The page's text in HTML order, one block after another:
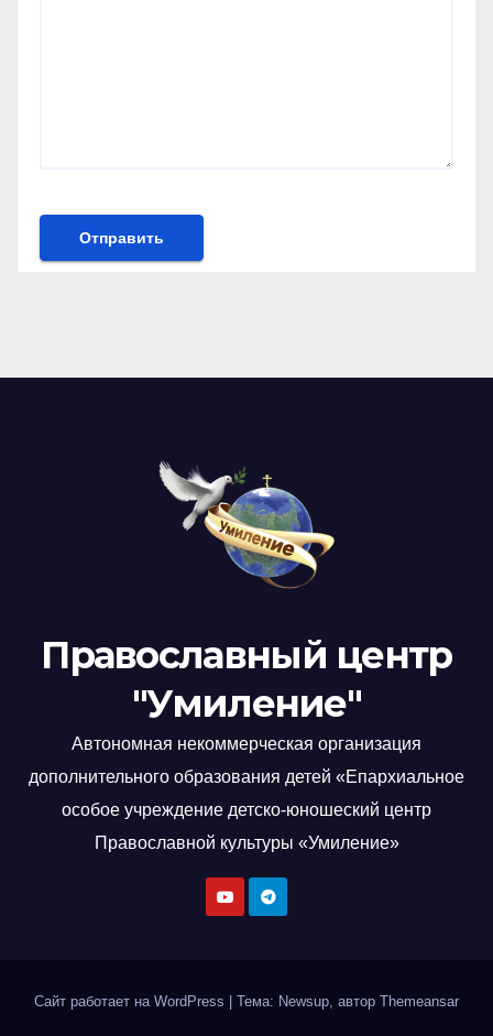
Православный центр
"Умиление"
Автономная некоммерческая организация
дополнительного образования детей «Епархиальное
особое учреждение детско-юношеский центр
Православной культуры «Умиление»
Сайт работает на WordPress Тема: Newsup, автор Themeansar